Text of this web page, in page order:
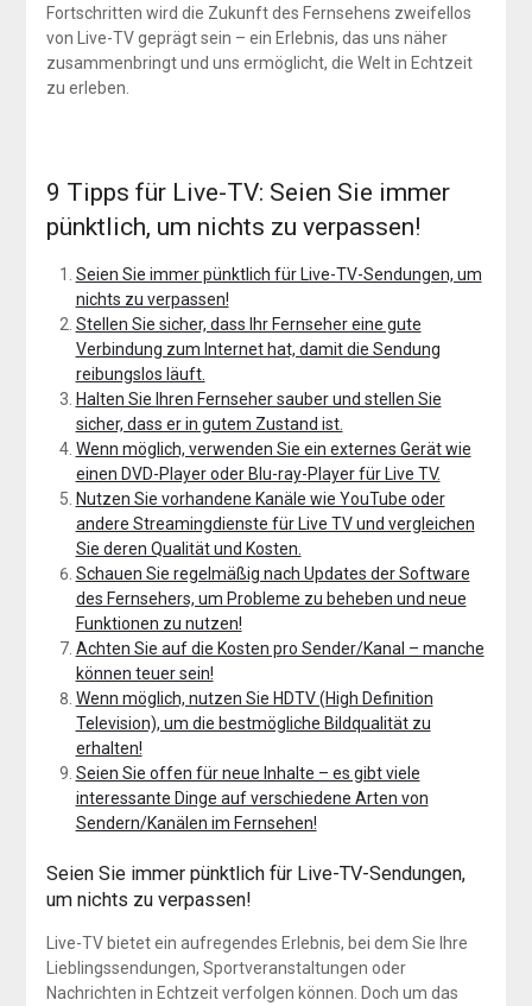
Fortschritten wird die Zukunft des Fernsehens zweifellos
von Live-TV geprägt sein – ein Erlebnis, das uns näher
zusammenbringt und uns ermöglicht, die Welt in Echtzeit
zu erleben.
9 Tipps für Live-TV: Seien Sie immer
pünktlich, um nichts zu verpassen!
Seien Sie immer pünktlich für Live-TV-Sendungen, um
nichts zu verpassen!
Stellen Sie sicher, dass Ihr Fernseher eine gute
Verbindung zum Internet hat, damit die Sendung
reibungslos läuft.
Halten Sie Ihren Fernseher sauber und stellen Sie
sicher, dass er in gutem Zustand ist.
Wenn möglich, verwenden Sie ein externes Gerät wie
einen DVD-Player oder Blu-ray-Player für Live TV.
Nutzen Sie vorhandene Kanäle wie YouTube oder
andere Streamingdienste für Live TV und vergleichen
Sie deren Qualität und Kosten.
Schauen Sie regelmäßig nach Updates der Software
des Fernsehers, um Probleme zu beheben und neue
Funktionen zu nutzen!
Achten Sie auf die Kosten pro Sender/Kanal – manche
können teuer sein!
Wenn möglich, nutzen Sie HDTV (High Definition
Television), um die bestmögliche Bildqualität zu
erhalten!
Seien Sie offen für neue Inhalte – es gibt viele
interessante Dinge auf verschiedene Arten von
Sendern/Kanälen im Fernsehen!
Seien Sie immer pünktlich für Live-TV-Sendungen,
um nichts zu verpassen!
Live-TV bietet ein aufregendes Erlebnis, bei dem Sie Ihre
Lieblingssendungen, Sportveranstaltungen oder
Nachrichten in Echtzeit verfolgen können. Doch um das